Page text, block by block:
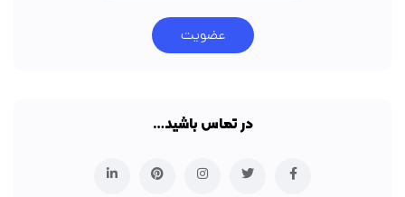
عضویت
در تماس باشید…